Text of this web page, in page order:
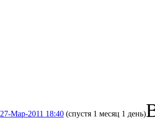
27-Мар-2011 18:40 (спустя 1 месяц 1 день)